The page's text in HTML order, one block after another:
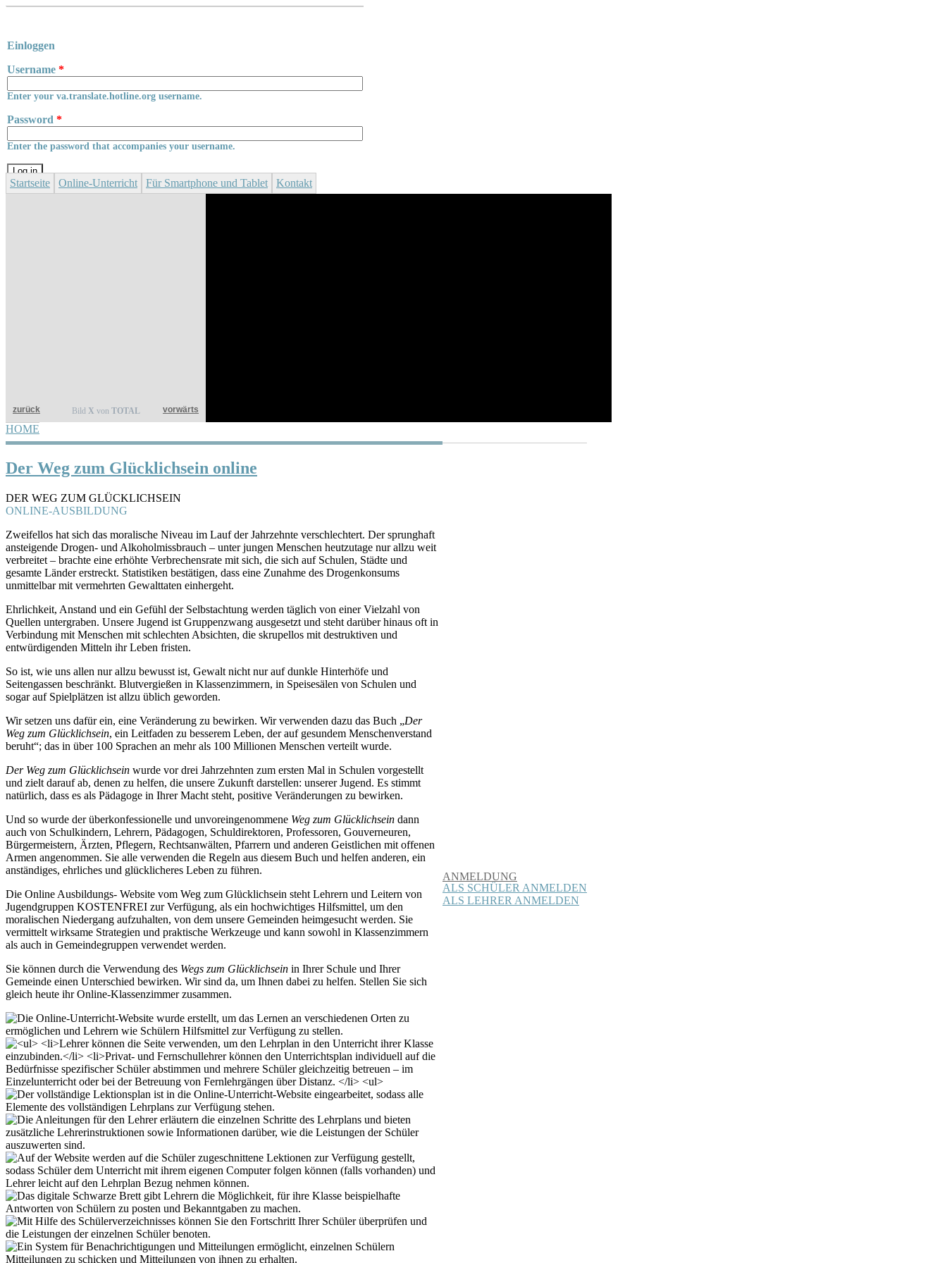
Einloggen
Username *
Enter your va.translate.hotline.org username.
Password *
Enter the password that accompanies your username.
Startseite Online-Unterricht Für Smartphone und Tablet Kontakt
Bild X von TOTAL
zurück vorwärts
YOU ARE HERE
HOME
Der Weg zum Glücklichsein online
DER WEG ZUM GLÜCKLICHSEIN
ONLINE-AUSBILDUNG
Zweifellos hat sich das moralische Niveau im Lauf der Jahrzehnte verschlechtert. Der sprunghaft
ansteigende Drogen- und Alkoholmissbrauch – unter jungen Menschen heutzutage nur allzu weit
verbreitet – brachte eine erhöhte Verbrechensrate mit sich, die sich auf Schulen, Städte und
gesamte Länder erstreckt. Statistiken bestätigen, dass eine Zunahme des Drogenkonsums
unmittelbar mit vermehrten Gewalttaten einhergeht.
Ehrlichkeit, Anstand und ein Gefühl der Selbstachtung werden täglich von einer Vielzahl von
Quellen untergraben. Unsere Jugend ist Gruppenzwang ausgesetzt und steht darüber hinaus oft in
Verbindung mit Menschen mit schlechten Absichten, die skrupellos mit destruktiven und
entwürdigenden Mitteln ihr Leben fristen.
So ist, wie uns allen nur allzu bewusst ist, Gewalt nicht nur auf dunkle Hinterhöfe und
Seitengassen beschränkt. Blutvergießen in Klassenzimmern, in Speisesälen von Schulen und
sogar auf Spielplätzen ist allzu üblich geworden.
Wir setzen uns dafür ein, eine Veränderung zu bewirken. Wir verwenden dazu das Buch „Der
Weg zum Glücklichsein, ein Leitfaden zu besserem Leben, der auf gesundem Menschenverstand
beruht“; das in über 100 Sprachen an mehr als 100 Millionen Menschen verteilt wurde.
Der Weg zum Glücklichsein wurde vor drei Jahrzehnten zum ersten Mal in Schulen vorgestellt
und zielt darauf ab, denen zu helfen, die unsere Zukunft darstellen: unserer Jugend. Es stimmt
natürlich, dass es als Pädagoge in Ihrer Macht steht, positive Veränderungen zu bewirken.
Und so wurde der überkonfessionelle und unvoreingenommene Weg zum Glücklichsein dann
auch von Schulkindern, Lehrern, Pädagogen, Schuldirektoren, Professoren, Gouverneuren,
Bürgermeistern, Ärzten, Pflegern, Rechtsanwälten, Pfarrern und anderen Geistlichen mit offenen
Armen angenommen. Sie alle verwenden die Regeln aus diesem Buch und helfen anderen, ein
anständiges, ehrliches und glücklicheres Leben zu führen.
Die Online Ausbildungs- Website vom Weg zum Glücklichsein steht Lehrern und Leitern von
Jugendgruppen KOSTENFREI zur Verfügung, als ein hochwichtiges Hilfsmittel, um den
moralischen Niedergang aufzuhalten, von dem unsere Gemeinden heimgesucht werden. Sie
vermittelt wirksame Strategien und praktische Werkzeuge und kann sowohl in Klassenzimmern
als auch in Gemeindegruppen verwendet werden.
Sie können durch die Verwendung des Wegs zum Glücklichsein in Ihrer Schule und Ihrer
Gemeinde einen Unterschied bewirken. Wir sind da, um Ihnen dabei zu helfen. Stellen Sie sich
gleich heute ihr Online-Klassenzimmer zusammen.
ANMELDUNG
ALS SCHÜLER ANMELDEN
ALS LEHRER ANMELDEN